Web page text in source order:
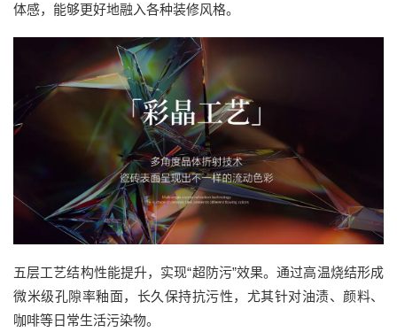
体感，能够更好地融入各种装修风格。
五层工艺结构性能提升，实现“超防污”效果。通过高温烧结形成
微米级孔隙率釉面，长久保持抗污性，尤其针对油渍、颜料、
咖啡等日常生活污染物。